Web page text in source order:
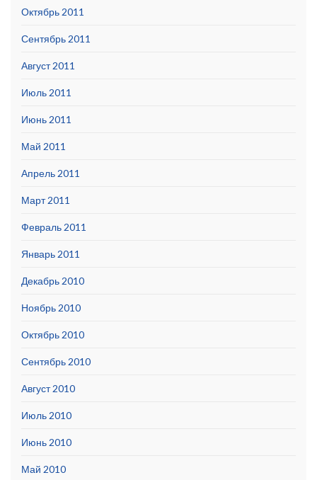
Октябрь 2011
Сентябрь 2011
Август 2011
Июль 2011
Июнь 2011
Май 2011
Апрель 2011
Март 2011
Февраль 2011
Январь 2011
Декабрь 2010
Ноябрь 2010
Октябрь 2010
Сентябрь 2010
Август 2010
Июль 2010
Июнь 2010
Май 2010